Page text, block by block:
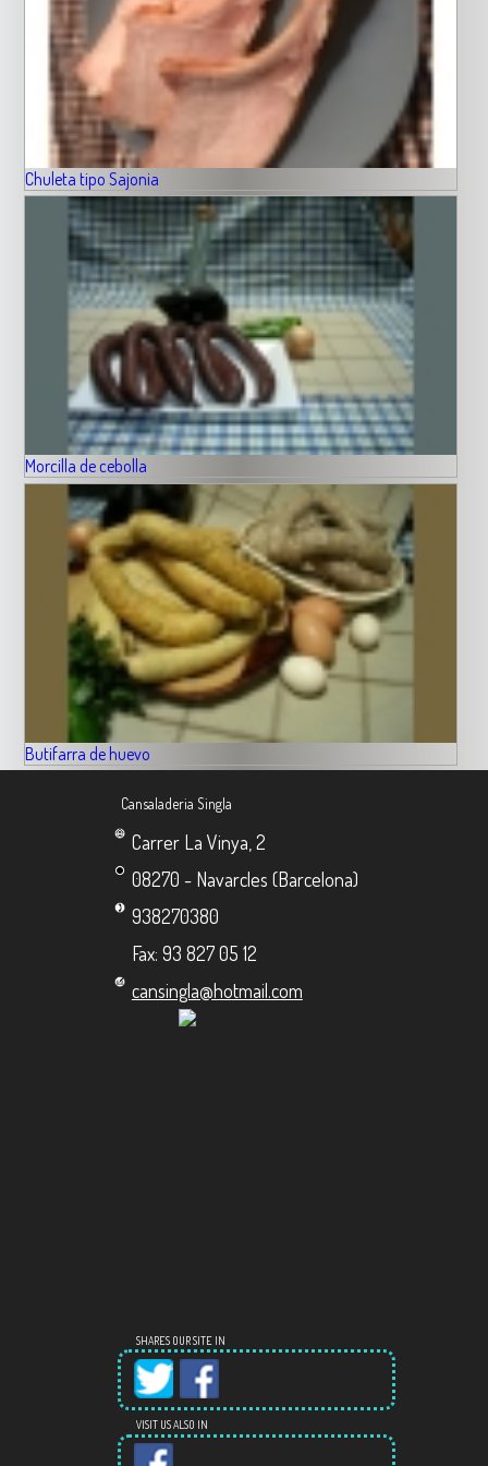
Chuleta tipo Sajonia
Morcilla de cebolla
Butifarra de huevo
Cansaladeria Singla
Carrer La Vinya, 2
08270 - Navarcles (Barcelona)
938270380
Fax: 93 827 05 12
cansingla@hotmail.com
SHARES OUR SITE IN
VISIT US ALSO IN